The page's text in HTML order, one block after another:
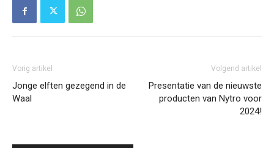
Vorig artikel
Jonge elften gezegend in de
Waal
Volgend artikel
Presentatie van de nieuwste
producten van Nytro voor
2024!